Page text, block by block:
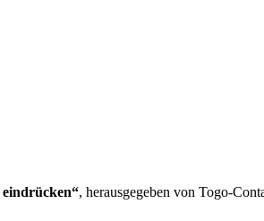
eindrücken“, herausgegeben von Togo-